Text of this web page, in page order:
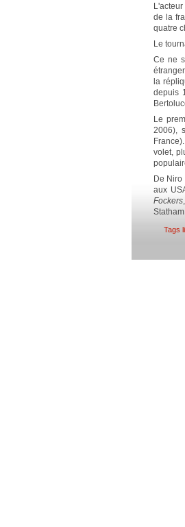
de la
quatre
Le
Ce ne
la
depuis
Le
2006),
volet,
De
aux
Fockers
Tags